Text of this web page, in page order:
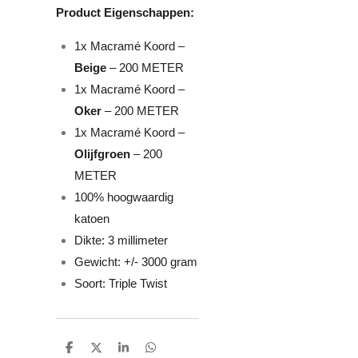
Product Eigenschappen:
1x Macramé Koord –
Beige– 200 METER
1x Macramé Koord –
Oker– 200 METER
1x Macramé Koord –
Olijfgroen– 200
METER
100% hoogwaardig
katoen
Dikte: 3 millimeter
Gewicht: +/- 3000 gram
Soort: Triple Twist
D D S D